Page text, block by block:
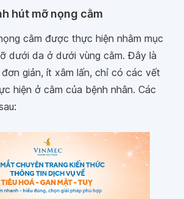
hút mỡ nọng cằm
cằm được thực hiện nhằm mục
dưới da ở dưới vùng cằm. Đây là
giản, ít xâm lấn, chỉ có các vết
hiện ở cằm của bệnh nhân. Các